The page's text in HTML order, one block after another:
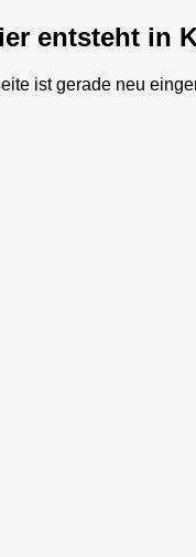
entsteht in
ist gerade neu